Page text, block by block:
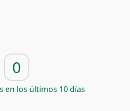
0
en los últimos 10 días